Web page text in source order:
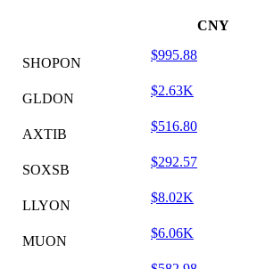
CNY
SHOPON
$995.88
GLDON
$2.63K
AXTIB
$516.80
SOXSB
$292.57
LLYON
$8.02K
MUON
$6.06K